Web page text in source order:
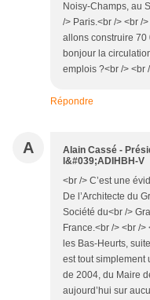
Noisy-Champs, au
/> Paris.<br /> <br /
allons construire
bonjour la
emplois ?<br /> <br
Répondre
A
Alain Cassé -
l&#039;ADIHBH-V
<br /> C’est une
De l’Architecte du
Société du<br />
France.<br /> <br /
les Bas-Heurts,
est tout simplement
de 2004, du Maire
aujourd’hui sur